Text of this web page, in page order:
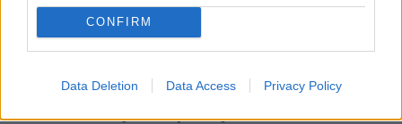
CONFIRM
Data Deletion Data Access Privacy Policy
Lrytas.lt